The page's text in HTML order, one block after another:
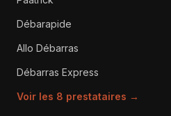
Débarapide
Allo Débarras
Débarras Express
Voir les 8 prestataires →